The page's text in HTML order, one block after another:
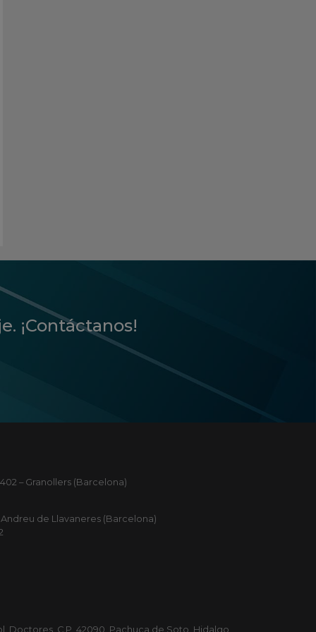
¡Contáctanos!
– Granollers (Barcelona)
Andreu de Llavaneres (Barcelona)
Doctores, C.P. 42090, Pachuca de Soto, Hidalgo